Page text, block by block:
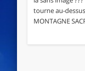
tourne au-
MONTAGNE